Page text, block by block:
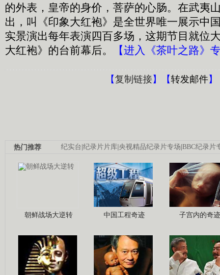
的外表，皇帝的身价，菩萨的心肠。在武夷
出，叫《印象大红袍》是全世界唯一展示中
实景演出每年表演四百多场，这期节目就位
大红袍》的台前幕后。
【进入《茶叶之路》
【复制链接】【转发邮件】
纪实台|纪录片片库|央视精品纪录片专场|BBC纪录片
热门推荐
朝鲜战场大逆转 中国工程奇迹 子宫内的奇迹